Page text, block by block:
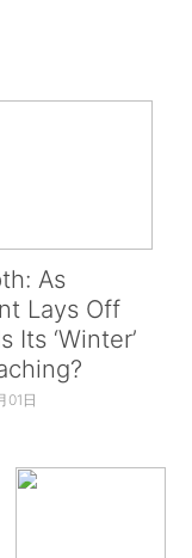
As
Lays Off
Its ‘Winter’
01日